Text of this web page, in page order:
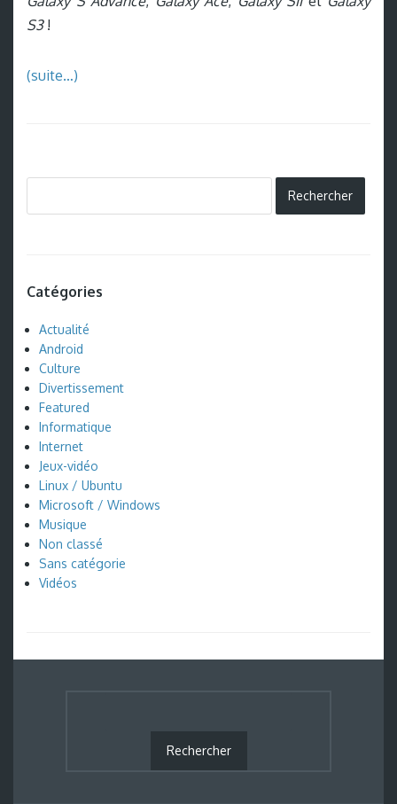
S3 !
(suite…)
Catégories
Actualité
Android
Culture
Divertissement
Featured
Informatique
Internet
Jeux-vidéo
Linux / Ubuntu
Microsoft / Windows
Musique
Non classé
Sans catégorie
Vidéos